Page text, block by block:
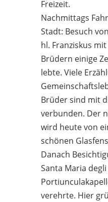
Freizeit.
Nachmittags
Stadt: Besuch
hl. Franziskus
Brüdern einige
lebte. Viele
Brüder sind mit
verbunden. Der
wird heute von
schönen
Danach
Santa Maria
verehrte. Hier